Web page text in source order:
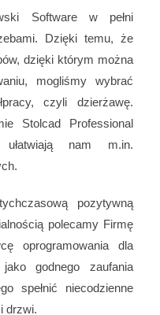
Software w pełni
Dzięki temu, że
dzięki którym można
mogliśmy wybrać
czyli dzierżawę.
Stolcad Professional
nam m.in.
pozytywną
polecamy Firmę
oprogramowania dla
godnego zaufania
spełnić niecodzienne
drzwi.